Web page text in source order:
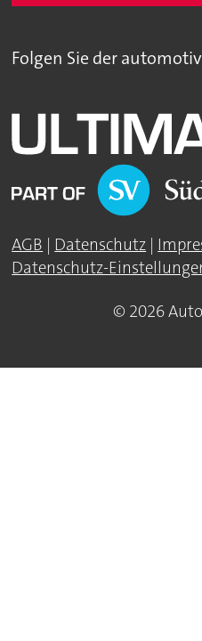
Folgen Sie der
AGB | Datenschutz |
Datenschutz-
© 2026